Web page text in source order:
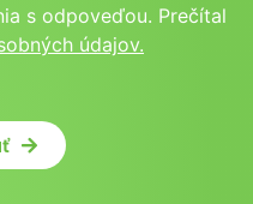
s odpoveďou. Prečítal
údajov.